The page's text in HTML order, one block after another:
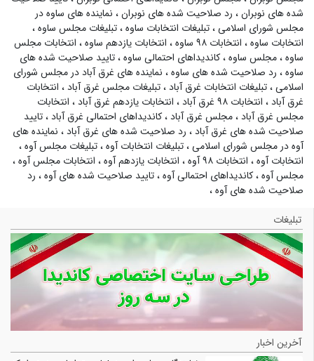
شده های نوبران، رد صلاحیت شده های نوبران، نماینده های ساوه در
مجلس شورای اسلامی،تبلیغات انتخابات ساوه،تبلیغات مجلس ساوه،
انتخابات ساوه، انتخابات ۹۸ ساوه ، انتخابات یازدهم ساوه، انتخابات مجلس
ساوه،مجلس ساوه،کاندیداهای احتمالی ساوه،تایید صلاحیت شده های
ساوه، رد صلاحیت شده های ساوه، نماینده های غرق آباد در مجلس شورای
اسلامی،تبلیغات انتخابات غرق آباد،تبلیغات مجلس غرق آباد، انتخابات
غرق آباد، انتخابات ۹۸ غرق آباد ، انتخابات یازدهم غرق آباد، انتخابات
مجلس غرق آباد،مجلس غرق آباد،کاندیداهای احتمالی غرق آباد،تایید
صلاحیت شده های غرق آباد، رد صلاحیت شده های غرق آباد، نماینده های
آوه در مجلس شورای اسلامی،تبلیغات انتخابات آوه،تبلیغات مجلس آوه،
انتخابات آوه، انتخابات ۹۸ آوه ، انتخابات یازدهم آوه، انتخابات مجلس آوه،
مجلس آوه،کاندیداهای احتمالی آوه،تایید صلاحیت شده های آوه، رد
صلاحیت شده های آوه،
تبلیغات
آخرین اخبار